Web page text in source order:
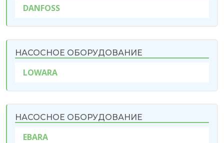
DANFOSS
НАСОСНОЕ ОБОРУДОВАНИЕ
LOWARA
НАСОСНОЕ ОБОРУДОВАНИЕ
EBARA